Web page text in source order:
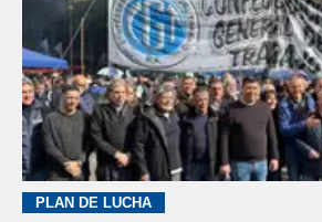
PLAN DE LUCHA